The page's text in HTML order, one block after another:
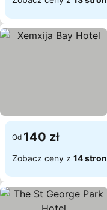
Od 140 zł
Zobacz ceny z 14 stron